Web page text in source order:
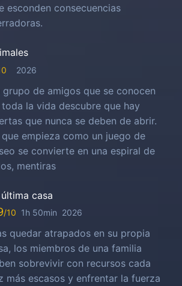
esconden consecuencias
2026
grupo de amigos que se conocen
toda la vida descubre que hay
que nunca se deben de abrir.
que empieza como un juego de
se convierte en una espiral de
mentiras
casa
1h 50min 2026
quedar atrapados en su propia
los miembros de una familia
sobrevivir con recursos cada
más escasos y enfrentar la fuerza